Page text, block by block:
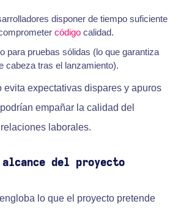
disponer de tiempo suficiente
código calidad.
para pruebas sólidas (lo que garantiza
cabeza tras el lanzamiento).
evita expectativas dispares y apuros
empañar la calidad del
laborales.
alcance del proyecto
lo que el proyecto pretende